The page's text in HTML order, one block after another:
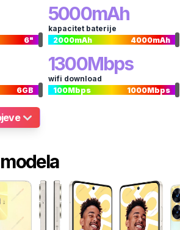
6"
5000mAh
kapacitet baterije
2000mAh 4000mAh
6GB
1300Mbps
wifi download
100Mbps 1000Mbps